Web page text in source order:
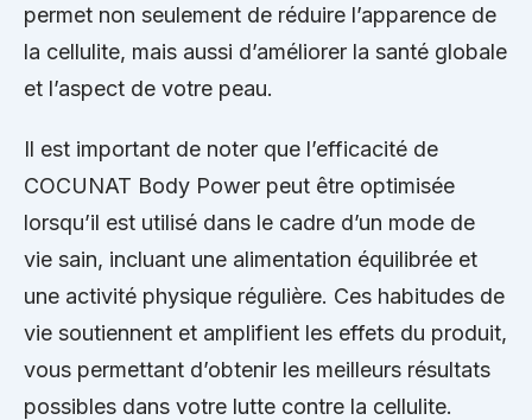
permet non seulement de réduire l’apparence de
la cellulite, mais aussi d’améliorer la santé globale
et l’aspect de votre peau.
Il est important de noter que l’efficacité de
COCUNAT Body Power peut être optimisée
lorsqu’il est utilisé dans le cadre d’un mode de
vie sain, incluant une alimentation équilibrée et
une activité physique régulière. Ces habitudes de
vie soutiennent et amplifient les effets du produit,
vous permettant d’obtenir les meilleurs résultats
possibles dans votre lutte contre la cellulite.